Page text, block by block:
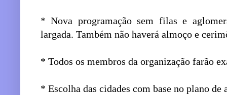
* Nova programação sem filas e
largada. Também não haverá almoço e
* Todos os membros da organização farão
* Escolha das cidades com base no plano